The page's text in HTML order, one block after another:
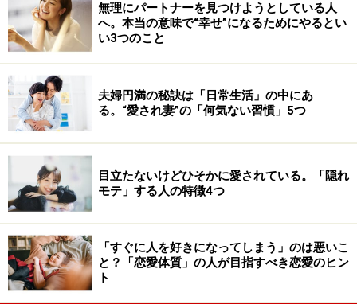
無理にパートナーを見つけようとしている人
へ。本当の意味で“幸せ”になるためにやるとい
い3つのこと
夫婦円満の秘訣は「日常生活」の中にあ
る。“愛され妻”の「何気ない習慣」5つ
目立たないけどひそかに愛されている。「隠れ
モテ」する人の特徴4つ
「すぐに人を好きになってしまう」のは悪いこ
と？「恋愛体質」の人が目指すべき恋愛のヒン
ト